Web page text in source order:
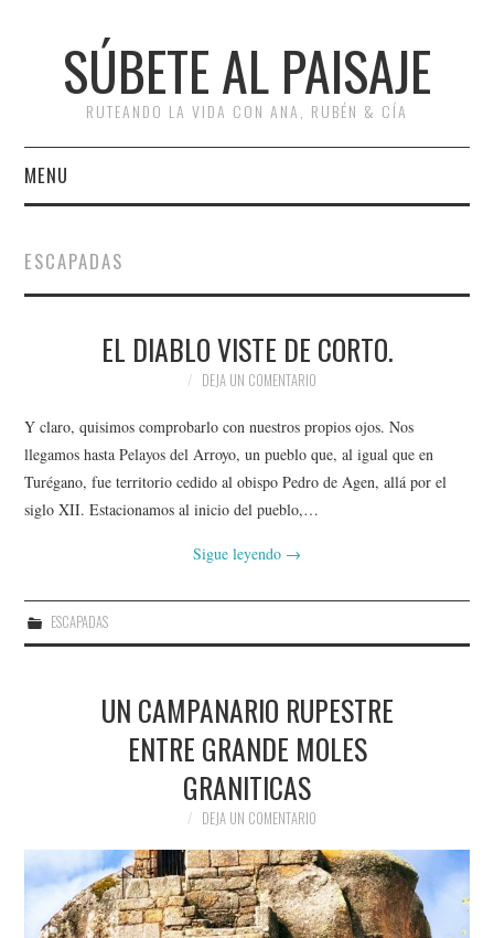
SÚBETE AL PAISAJE
RUTEANDO LA VIDA CON ANA, RUBÉN & CÍA
MENU
RUTAS
ESCAPADAS
#ARVI
AMIGOS
ESCAPADAS
EL DIABLO VISTE DE CORTO.
DEJA UN COMENTARIO
Y claro, quisimos comprobarlo con nuestros propios ojos. Nos
llegamos hasta Pelayos del Arroyo, un pueblo que, al igual que en
Turégano, fue territorio cedido al obispo Pedro de Agen, allá por el
siglo XII. Estacionamos al inicio del pueblo,…
Sigue leyendo →
ESCAPADAS
UN CAMPANARIO RUPESTRE
ENTRE GRANDE MOLES
GRANITICAS
DEJA UN COMENTARIO